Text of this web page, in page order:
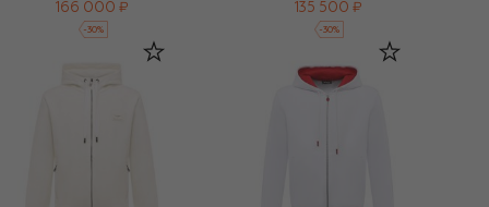
166 000 ₽
-30%
135 500 ₽
-30%